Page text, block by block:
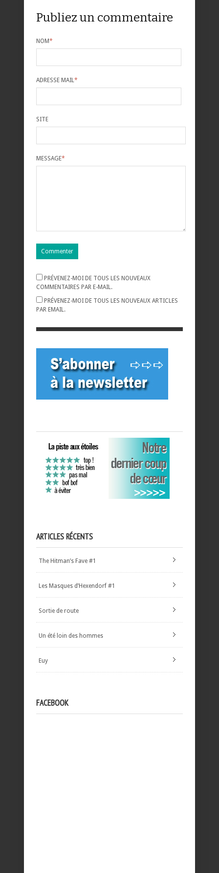
Publiez un commentaire
NOM*
ADRESSE MAIL *
SITE
MESSAGE*
PRÉVENEZ-MOI DE TOUS LES NOUVEAUX
COMMENTAIRES PAR E-MAIL.
PRÉVENEZ-MOI DE TOUS LES NOUVEAUX ARTICLES
PAR EMAIL.
ARTICLES RÉCENTS
The Hitman’s Fave #1
Les Masques d’Hexendorf #1
Sortie de route
Un été loin des hommes
Euy
FACEBOOK